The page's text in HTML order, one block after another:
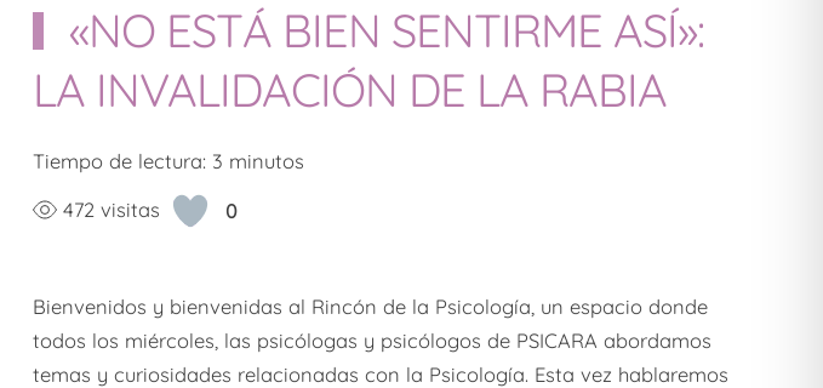
«NO ESTÁ BIEN SENTIRME ASÍ»:
LA INVALIDACIÓN DE LA RABIA
Tiempo de lectura: 3 minutos
472 visitas
0
Bienvenidos y bienvenidas al Rincón de la Psicología, un espacio donde
todos los miércoles, las psicólogas y psicólogos de PSICARA abordamos
temas y curiosidades relacionadas con la Psicología. Esta vez hablaremos